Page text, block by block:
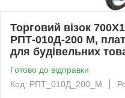
Торговий візок
РПТ-010Д-200 М,
для будівельних
Готово до відправки
Код: РПТ_010Д_200_М